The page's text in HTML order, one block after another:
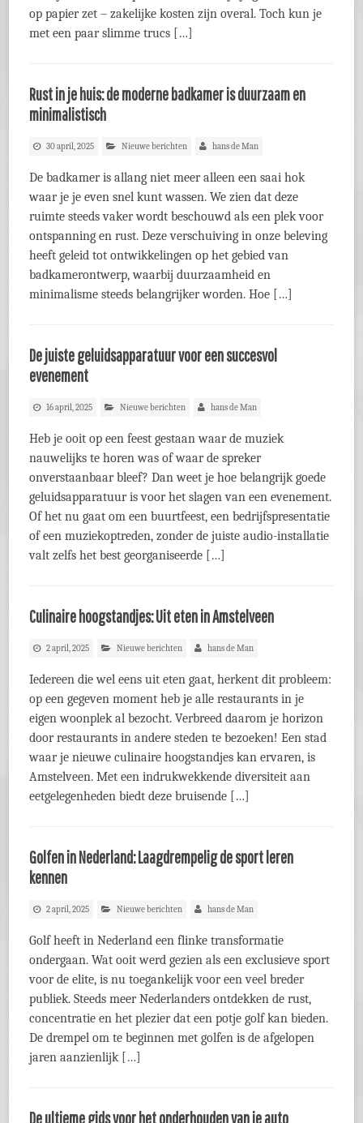
op papier zet – zakelijke kosten zijn overal. Toch kun je
met een paar slimme trucs […]
Rust in je huis: de moderne badkamer is duurzaam en
minimalistisch
30 april, 2025 Nieuwe berichten hans de Man
De badkamer is allang niet meer alleen een saai hok
waar je je even snel kunt wassen. We zien dat deze
ruimte steeds vaker wordt beschouwd als een plek voor
ontspanning en rust. Deze verschuiving in onze beleving
heeft geleid tot ontwikkelingen op het gebied van
badkamerontwerp, waarbij duurzaamheid en
minimalisme steeds belangrijker worden. Hoe […]
De juiste geluidsapparatuur voor een succesvol
evenement
16 april, 2025 Nieuwe berichten hans de Man
Heb je ooit op een feest gestaan waar de muziek
nauwelijks te horen was of waar de spreker
onverstaanbaar bleef? Dan weet je hoe belangrijk goede
geluidsapparatuur is voor het slagen van een evenement.
Of het nu gaat om een buurtfeest, een bedrijfspresentatie
of een muziekoptreden, zonder de juiste audio-installatie
valt zelfs het best georganiseerde […]
Culinaire hoogstandjes: Uit eten in Amstelveen
2 april, 2025 Nieuwe berichten hans de Man
Iedereen die wel eens uit eten gaat, herkent dit probleem:
op een gegeven moment heb je alle restaurants in je
eigen woonplek al bezocht. Verbreed daarom je horizon
door restaurants in andere steden te bezoeken! Een stad
waar je nieuwe culinaire hoogstandjes kan ervaren, is
Amstelveen. Met een indrukwekkende diversiteit aan
eetgelegenheden biedt deze bruisende […]
Golfen in Nederland: Laagdrempelig de sport leren
kennen
2 april, 2025 Nieuwe berichten hans de Man
Golf heeft in Nederland een flinke transformatie
ondergaan. Wat ooit werd gezien als een exclusieve sport
voor de elite, is nu toegankelijk voor een veel breder
publiek. Steeds meer Nederlanders ontdekken de rust,
concentratie en het plezier dat een potje golf kan bieden.
De drempel om te beginnen met golfen is de afgelopen
jaren aanzienlijk […]
De ultieme gids voor het onderhouden van je auto